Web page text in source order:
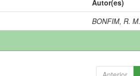
Autor(es)
BONFIM, R. M.